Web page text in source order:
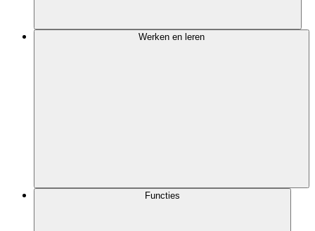
Werken en leren
Functies